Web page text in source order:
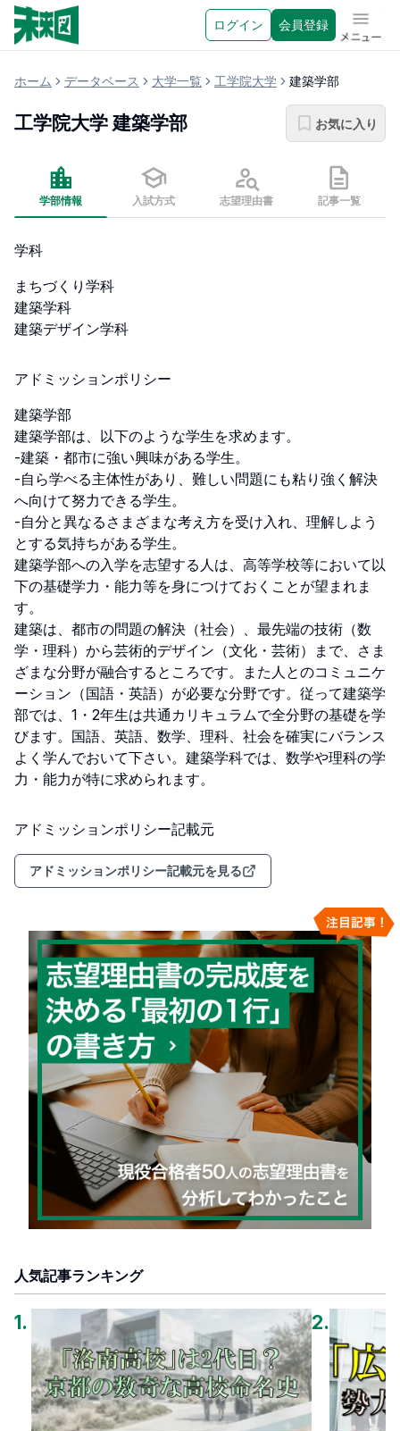
ログイン 会員登録 メニュ
ホーム データベース 大学一覧 工学院大学 建築学部
工学院大学 建築学部 お気に入り
学部情報 入試方式 志望理由書 記事一覧
学科
まちづくり学科
建築学科
建築デザイン学科
アドミッションポリシー
建築学部
建築学部は、以下のような学生を求めます。
-建築・都市に強い興味がある学生。
-自ら学べる主体性があり、難しい問題にも粘り強く解決
へ向けて努力できる学生。
-自分と異なるさまざまな考え方を受け入れ、理解しよう
とする気持ちがある学生。
建築学部への入学を志望する人は、高等学校等において以
下の基礎学力・能力等を身につけておくことが望まれま
す。
建築は、都市の問題の解決（社会）、最先端の技術（数
学・理科）から芸術的デザイン（文化・芸術）まで、さま
ざまな分野が融合するところです。また人とのコミュニケ
ーション（国語・英語）が必要な分野です。従って建築学
部では、1・2年生は共通カリキュラムで全分野の基礎を学
びます。国語、英語、数学、理科、社会を確実にバランス
よく学んでおいて下さい。建築学科では、数学や理科の学
力・能力が特に求められます。
アドミッションポリシー記載元
アドミッションポリシー記載元を見る
人気記事ランキング
1 . 2.